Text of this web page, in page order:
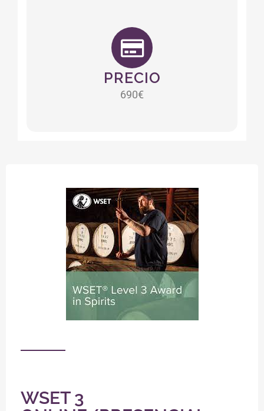
PRECIO
690€
WSET 3